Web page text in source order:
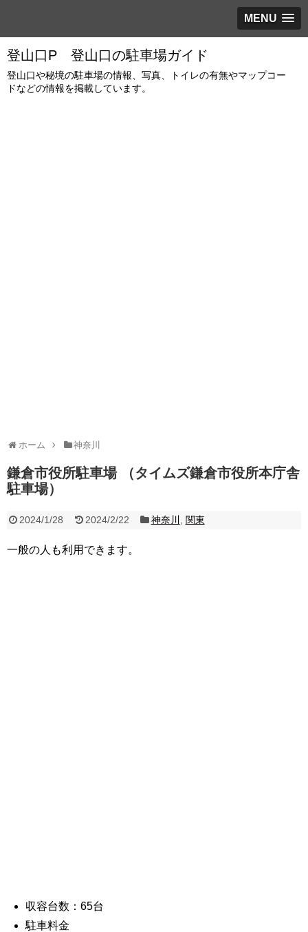
MENU
登山口P 登山口の駐車場ガイド
登山口や秘境の駐車場の情報、写真、トイレの有無やマップコー
ドなどの情報を掲載しています。
ホーム 神奈川
鎌倉市役所駐車場 （タイムズ鎌倉市役所本庁舎
駐車場）
2024/1/28 2024/2/22 神奈川 関東
一般の人も利用できます。
収容台数：65台
駐車料金